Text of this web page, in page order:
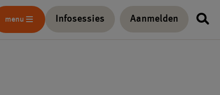
menu Infosessies Aanmelden